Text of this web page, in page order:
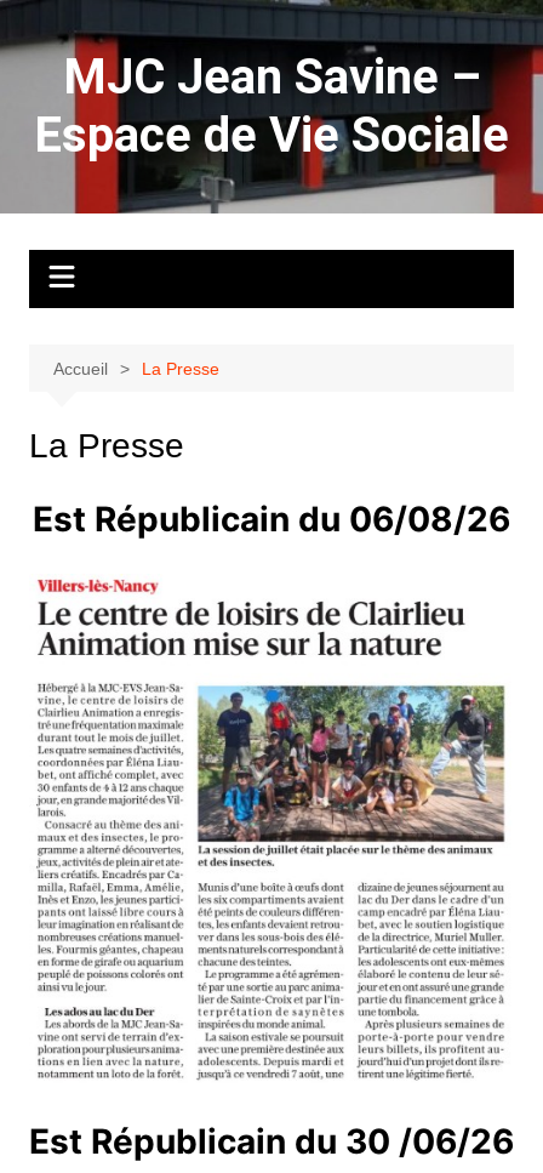
au
MJC Jean Savine –
Espace de Vie Sociale
Accueil La Presse
La Presse
Est Républicain du 06/08/26
Est Républicain du 30 /06/26